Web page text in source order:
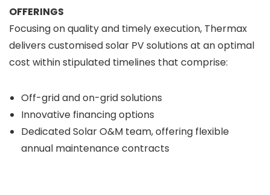
OFFERINGS
Focusing on quality and timely execution, Thermax
delivers customised solar PV solutions at an optimal
cost within stipulated timelines that comprise:
Off-grid and on-grid solutions
Innovative financing options
Dedicated Solar O&M team, offering flexible
annual maintenance contracts